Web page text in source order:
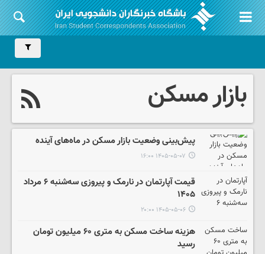
بازار مسکن
پیش‌بینی وضعیت بازار مسکن در ماه‌های آینده
۱۴۰۵-۰۵-۰۷ ۱۶:۰۰
قیمت آپارتمان در نارمک و پیروزی سه‌شنبه ۶ مرداد
۱۴۰۵
۱۴۰۵-۰۵-۰۶ ۲۰:۰۰
هزینه ساخت مسکن به متری ۶۰ میلیون تومان
رسید